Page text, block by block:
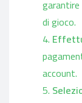
di gioco.
account.